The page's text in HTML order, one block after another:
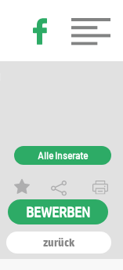
zurück
Alle Inserate